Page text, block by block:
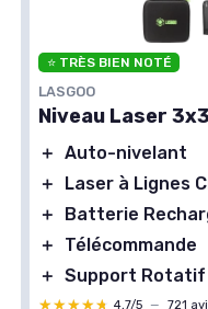
⭐ TRÈS BIEN NOTÉ
LASGOO
Niveau Laser
＋ Auto-nivelant
＋
Laser à Lignes
＋
Batterie
＋
Télécommande
＋ Support Rotatif
4,7/5 — 721